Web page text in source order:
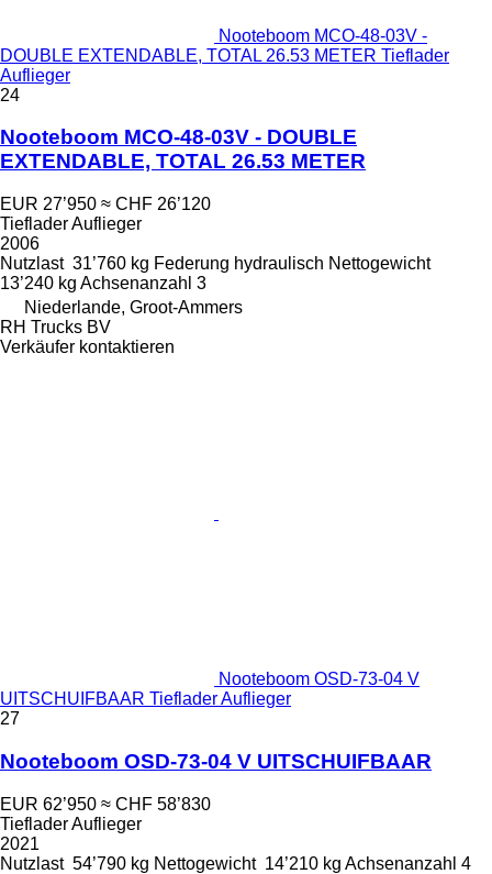
Nooteboom MCO-48-03V -
DOUBLE EXTENDABLE, TOTAL 26.53 METER Tieflader
Auflieger
24
Nooteboom MCO-48-03V - DOUBLE
EXTENDABLE, TOTAL 26.53 METER
EUR 27’950 ≈ CHF 26’120
Tieflader Auflieger
2006
Nutzlast 31’760 kg Federung hydraulisch Nettogewicht
13’240 kg Achsenanzahl 3
Niederlande, Groot-Ammers
RH Trucks BV
Verkäufer kontaktieren
Nooteboom OSD-73-04 V
UITSCHUIFBAAR Tieflader Auflieger
27
Nooteboom OSD-73-04 V UITSCHUIFBAAR
EUR 62’950 ≈ CHF 58’830
Tieflader Auflieger
2021
Nutzlast 54’790 kg Nettogewicht 14’210 kg Achsenanzahl 4